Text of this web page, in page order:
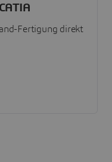
Fertigung direkt